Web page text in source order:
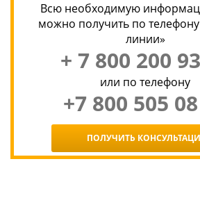
Всю необходимую
можно получить по
линии»
+ 7 800 200
или по телефону
+7 800 505
ПОЛУЧИТЬ